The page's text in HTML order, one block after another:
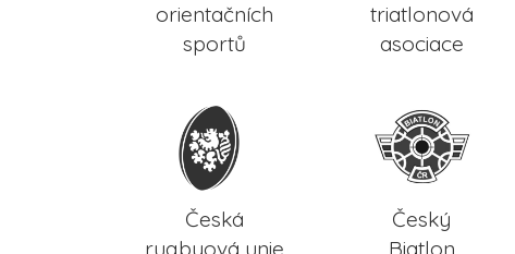
orientačních
sportů
triatlonová
asociace
Česká
rugbyová unie
Český
Biatlon